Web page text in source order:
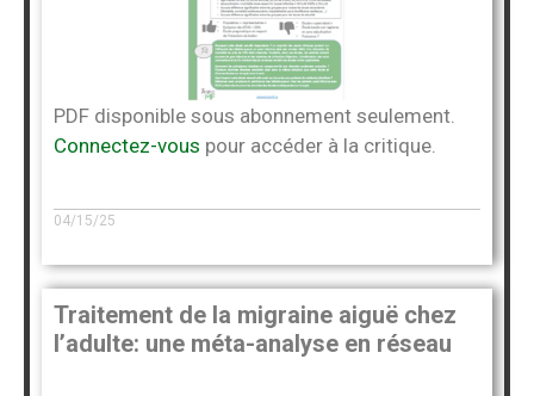
PDF disponible sous abonnement seulement.
Connectez-vous pour accéder à la critique.
04/15/25
Traitement de la migraine aiguë chez
l’adulte: une méta-analyse en réseau